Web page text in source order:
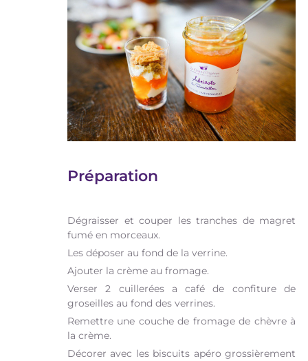
Préparation
Dégraisser et couper les tranches de magret
fumé en morceaux.
Les déposer au fond de la verrine.
Ajouter la crème au fromage.
Verser 2 cuillerées a café de confiture de
groseilles au fond des verrines.
Remettre une couche de fromage de chèvre à
la crème.
Décorer avec les biscuits apéro grossièrement